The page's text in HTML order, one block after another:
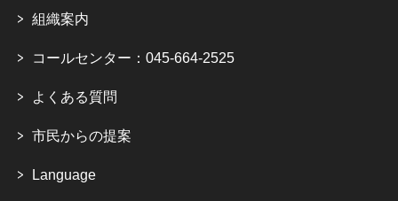
組織案内
コールセンター：045-664-2525
よくある質問
市民からの提案
Language